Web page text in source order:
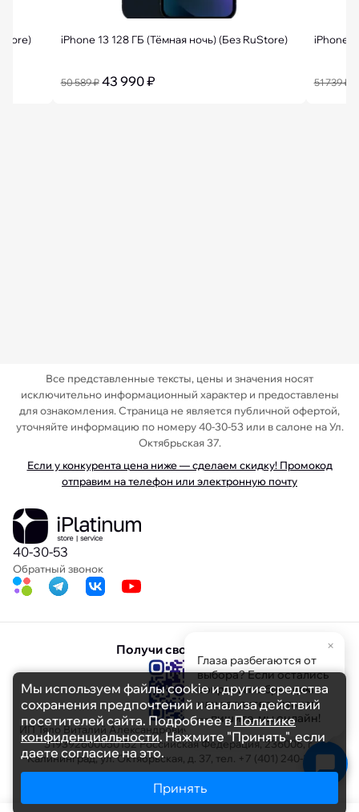
iPhone 13 128 ГБ (Тёмная ночь) (Без RuStore)
50 589 ₽ 43 990 ₽
iPhone
51 739 ₽
Все представленные тексты, цены и значения носят
исключительно информационный характер и предоставлены
для ознакомления. Страница не является публичной офертой,
уточняйте информацию по номеру 40-30-53 или в салоне на Ул.
Октябрьская 37.
Если у конкурента цена ниже — сделаем скидку! Промокод
отправим на телефон или электронную почту
40-30-53
Обратный звонок
Получи свою скидку
ИП Тяло Виталий Александрович ИНН 391103608694 ОГРНИП
319392600050152 Российская Федерация, 236006, г.
Калининград, ул. Октябрьская, д. 37, тел. +7 (401) 240-30-53
Мы используем файлы cookie и другие средства
сохранения предпочтений и анализа действий
посетителей сайта. Подробнее вПолитике
конфиденциальности. Нажмите "Принять", если
даете согласие на это.
Принять
×
Глаза разбегаются от
выбора? Если остались
вопросы по брендам
или характеристикам
— пишите, мы онлайн!